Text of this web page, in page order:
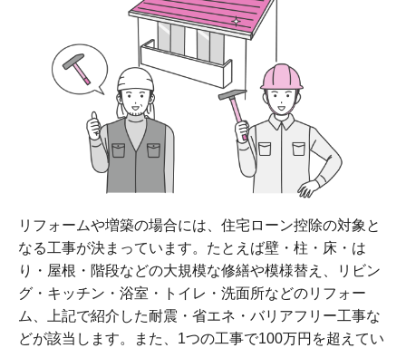
リフォームや増築の場合には、住宅ローン控除の対象と
なる工事が決まっています。たとえば壁・柱・床・は
り・屋根・階段などの大規模な修繕や模様替え、リビン
グ・キッチン・浴室・トイレ・洗面所などのリフォー
ム、上記で紹介した耐震・省エネ・バリアフリー工事な
どが該当します。また、1つの工事で100万円を超えてい